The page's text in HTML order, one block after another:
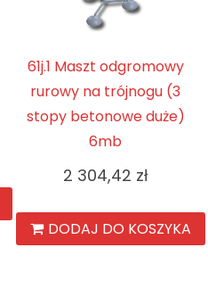
61j.1 Maszt odgromowy
rurowy na trójnogu (3
stopy betonowe duże)
6mb
2 304,42 zł
DODAJ DO KOSZYKA